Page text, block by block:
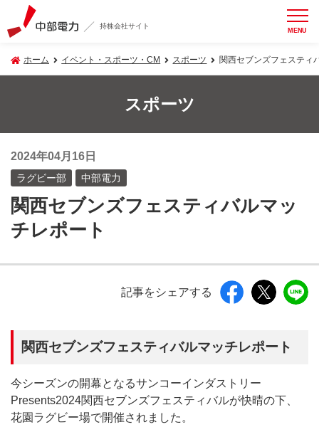
持株会社サイト MENU
ホーム イベント・スポーツ・CM スポーツ 関西セブンズフェスティ
スポーツ
2024年04月16日
ラグビー部 中部電力
関西セブンズフェスティバルマッ
チレポート
記事をシェアする
関西セブンズフェスティバルマッチレポート
今シーズンの開幕となるサンコーインダストリー
Presents2024関西セブンズフェスティバルが快晴の下、
花園ラグビー場で開催されました。